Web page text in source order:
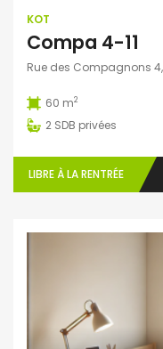
KOT
Compa 4-11
Rue des Compagnons
60 m2
2 SDB privées
LIBRE À LA RENTRÉE